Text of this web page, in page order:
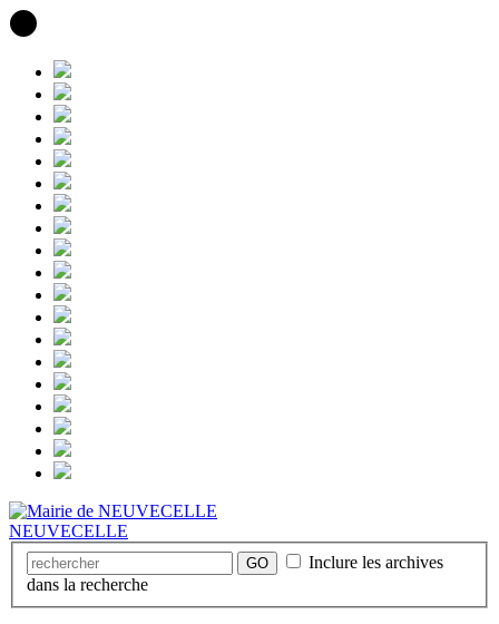
NEUVECELLE
GO
Inclure les archives
dans la recherche